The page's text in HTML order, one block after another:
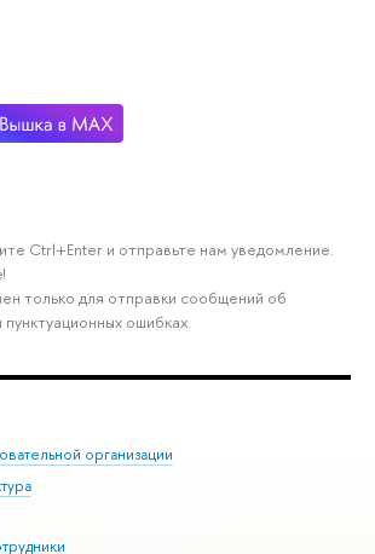
Ctrl+Enter и отправьте нам уведомление.
только для отправки сообщений об
ошибках.
организации